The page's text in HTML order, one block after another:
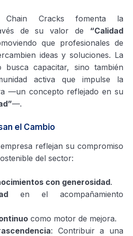
Chain Cracks fomenta la
de su valor de “Calidad
que profesionales de
ideas y soluciones. La
capacitar, sino también
activa que impulse la
—un concepto reflejado en su
—.
el Cambio
reflejan su compromiso
del sector:
con generosidad.
en el acompañamiento
como motor de mejora.
: Contribuir a una